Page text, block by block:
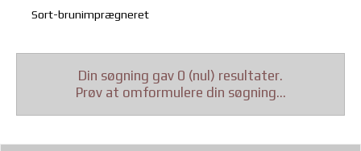
Sort-brunimprægneret
Din søgning gav 0 (nul) resultater.
Prøv at omformulere din søgning...